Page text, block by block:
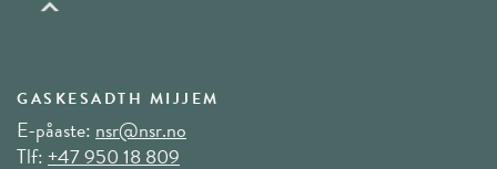
GASKESADTH MIJJEM
E-påaste: nsr@nsr.no
Tlf:+47 950 18 809